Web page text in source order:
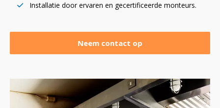
Installatie door ervaren en gecertificeerde monteurs.
Neem contact op